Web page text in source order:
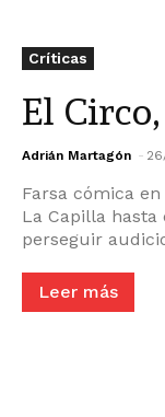
Críticas
El
Adrián Martagón -
Farsa cómica
La Capilla hasta
perseguir
Leer más